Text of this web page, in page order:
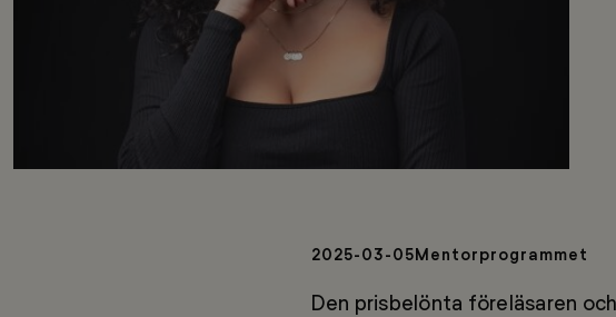
2025-03-05Mentorprogrammet
Den prisbelönta föreläsaren